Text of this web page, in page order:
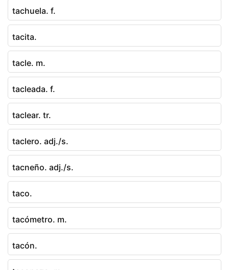
tachuela. f.
tacita.
tacle. m.
tacleada. f.
taclear. tr.
taclero. adj./s.
tacneño. adj./s.
taco.
tacómetro. m.
tacón.